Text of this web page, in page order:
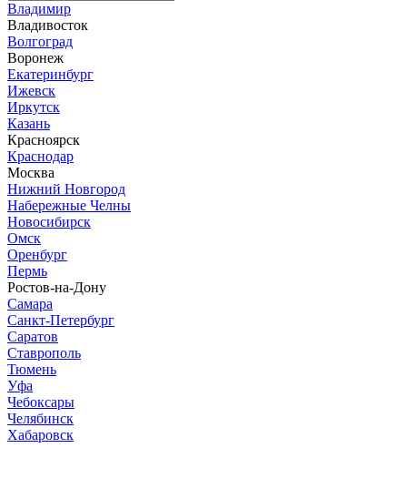
Владимир
Владивосток
Волгоград
Воронеж
Екатеринбург
Ижевск
Иркутск
Казань
Красноярск
Краснодар
Москва
Нижний Новгород
Набережные Челны
Новосибирск
Омск
Оренбург
Пермь
Ростов-на-Дону
Самара
Санкт-Петербург
Саратов
Ставрополь
Тюмень
Уфа
Чебоксары
Челябинск
Хабаровск